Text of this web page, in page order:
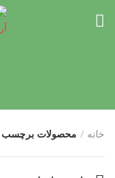
خانه محصولات برچسب